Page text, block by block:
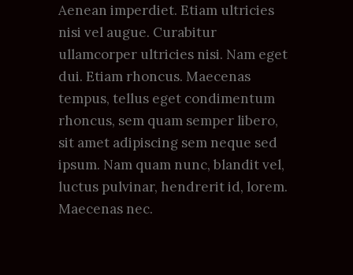
Aenean imperdiet. Etiam ultricies
nisi vel augue. Curabitur
ullamcorper ultricies nisi. Nam eget
dui. Etiam rhoncus. Maecenas
tempus, tellus eget condimentum
rhoncus, sem quam semper libero,
sit amet adipiscing sem neque sed
ipsum. Nam quam nunc, blandit vel,
luctus pulvinar, hendrerit id, lorem.
Maecenas nec.